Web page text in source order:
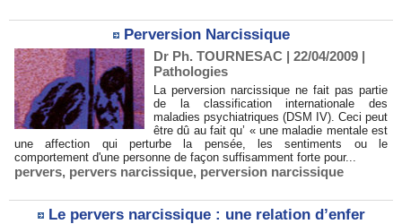
Perversion Narcissique
Dr Ph. TOURNESAC | 22/04/2009 |
Pathologies
La perversion narcissique ne fait pas partie
de la classification internationale des
maladies psychiatriques (DSM IV). Ceci peut
être dû au fait qu’ « une maladie mentale est
une affection qui perturbe la pensée, les sentiments ou le
comportement d'une personne de façon suffisamment forte pour...
pervers, pervers narcissique, perversion narcissique
Le pervers narcissique : une relation d’enfer